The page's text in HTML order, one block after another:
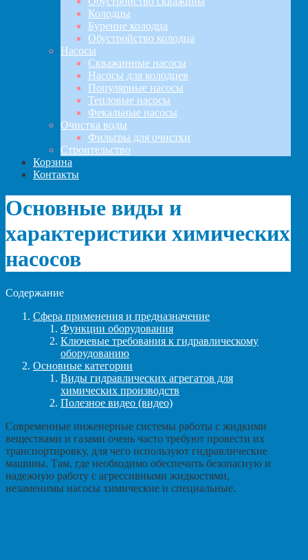
Колодцы
Бурение колодца
Обустройство колодца
Насосы
Скважинные насосы
Насосы для колодцев
Популярные насосы
Тепловые насосы
Фекальные насосы
Очистка воды
Фильтры для очистки
Строительство
Корзина
Контакты
Основные виды и
характеристики химических
насосов
Содержание
Сфера применения и предназначение
Функции оборудования
Ключевые требования к гидравлическому
оборудованию
Основные категории
Виды гидравлических агрегатов для
химических производств
Полезное видео (видео)
Современные инженерные системы работы с жидкими
веществами и газами очень часто требуют провести их
транспортировку, для чего используют гидравлические
машины. Там, где необходимо обеспечить безопасную и
надежную работу с агрессивными жидкостями,
незаменимы насосы химические и специальные.